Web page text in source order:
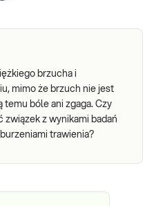
brzucha i
mimo że brzuch nie jest
bóle ani zgaga. Czy
związek z wynikami badań
trawienia?